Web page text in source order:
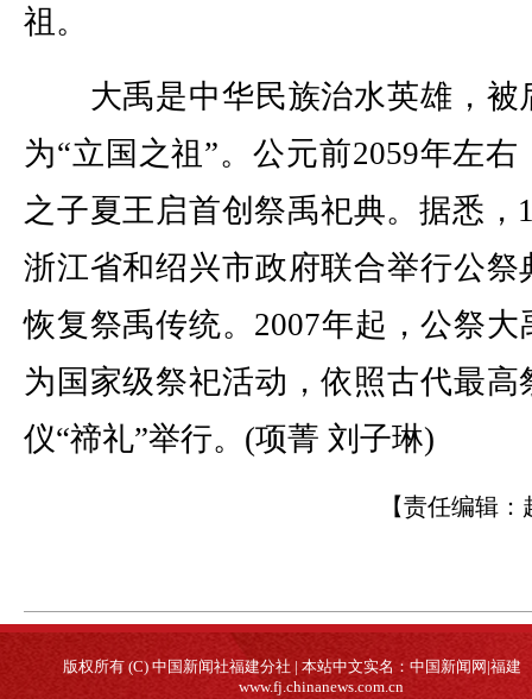
祖。
大禹是中华民族治水英雄，被
为“立国之祖”。公元前2059年左右
之子夏王启首创祭禹祀典。据悉，
浙江省和绍兴市政府联合举行公祭
恢复祭禹传统。2007年起，公祭大
为国家级祭祀活动，依照古代最高
仪“禘礼”举行。(项菁 刘子琳)
【责任编辑：
版权所有 (C) 中国新闻社福建分社 | 本站中文实名：中国新闻网|福建
www.fj.chinanews.com.cn